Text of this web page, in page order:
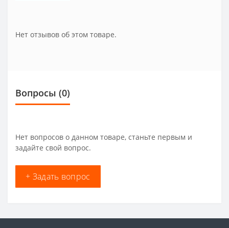
Нет отзывов об этом товаре.
Вопросы (0)
Нет вопросов о данном товаре, станьте первым и
задайте свой вопрос.
+ Задать вопрос